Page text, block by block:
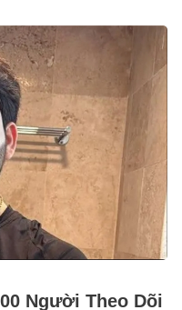
Người Theo Dõi